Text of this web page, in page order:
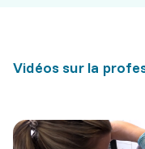
Vidéos sur la